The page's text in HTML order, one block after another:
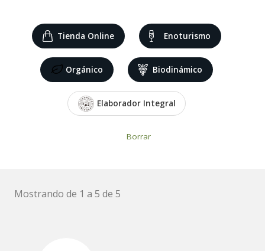
Tienda Online Enoturismo
Orgánico Biodinámico
Elaborador Integral
Borrar
Mostrando de 1 a 5 de 5